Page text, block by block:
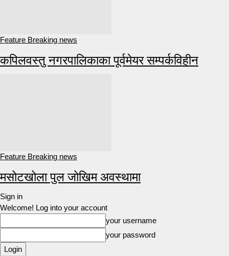
Feature Breaking news
कपिलवस्तु नगरपालिकाका पूर्वमेयर सम्पर्कविहीन
Feature Breaking news
मसोटखोला पुल जोखिम अवस्थामा
Sign in
Welcome! Log into your account
your username
your password